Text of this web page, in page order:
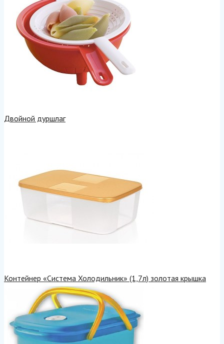
Двойной дуршлаг
Контейнер «Система Холодильник» (1,7л) золотая крышка